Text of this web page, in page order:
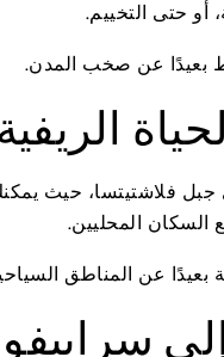
أو حتى التخييم.
بعيدًا عن صخب المدن.
فلاشتيتسا، حيث
السكان المحليين.
عن المناطق